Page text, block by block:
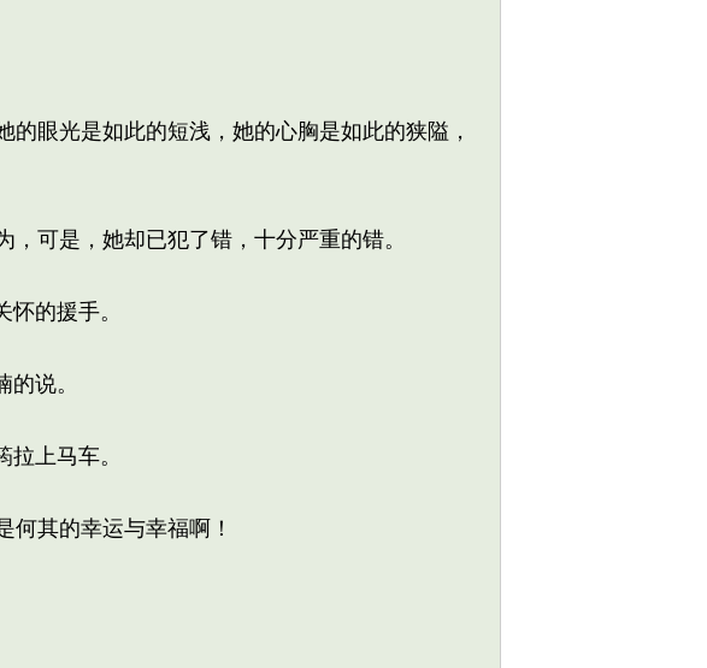
眼光是如此的短浅，她的心胸是如此的狭隘，
可是，她却已犯了错，十分严重的错。
的援手。
说。
上马车。
其的幸运与幸福啊！